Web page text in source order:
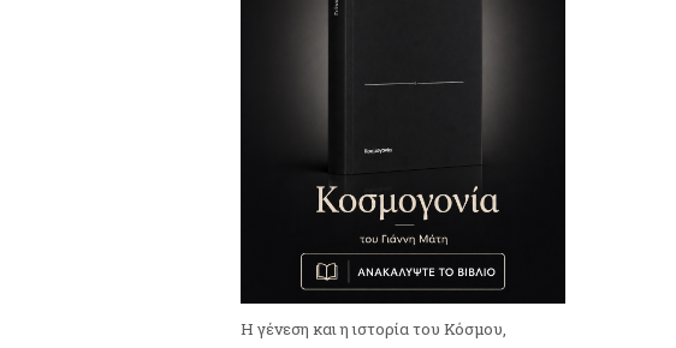
Η γένεση και η ιστορία του Κόσμου,